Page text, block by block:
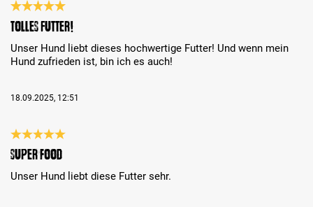
Bewertung mit 5 von 5 Sternen
Tolles Futter!
Unser Hund liebt dieses hochwertige Futter! Und wenn mein
Hund zufrieden ist, bin ich es auch!
18.09.2025, 12:51
Bewertung mit 5 von 5 Sternen
Super food
Unser Hund liebt diese Futter sehr.